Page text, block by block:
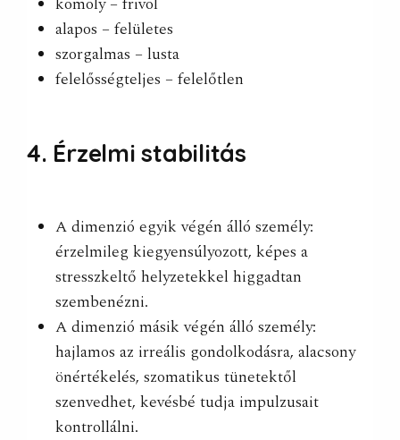
alapos – felületes
szorgalmas – lusta
felelősségteljes – felelőtlen
4. Érzelmi stabilitás
A dimenzió egyik végén álló személy:
érzelmileg kiegyensúlyozott, képes a
stresszkeltő helyzetekkel higgadtan
szembenézni.
A dimenzió másik végén álló személy:
hajlamos az irreális gondolkodásra, alacsony
önértékelés, szomatikus tünetektől
szenvedhet, kevésbé tudja impulzusait
kontrollálni.